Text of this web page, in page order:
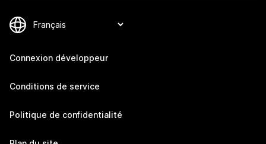
Connexion développeur
Conditions de service
Politique de confidentialité